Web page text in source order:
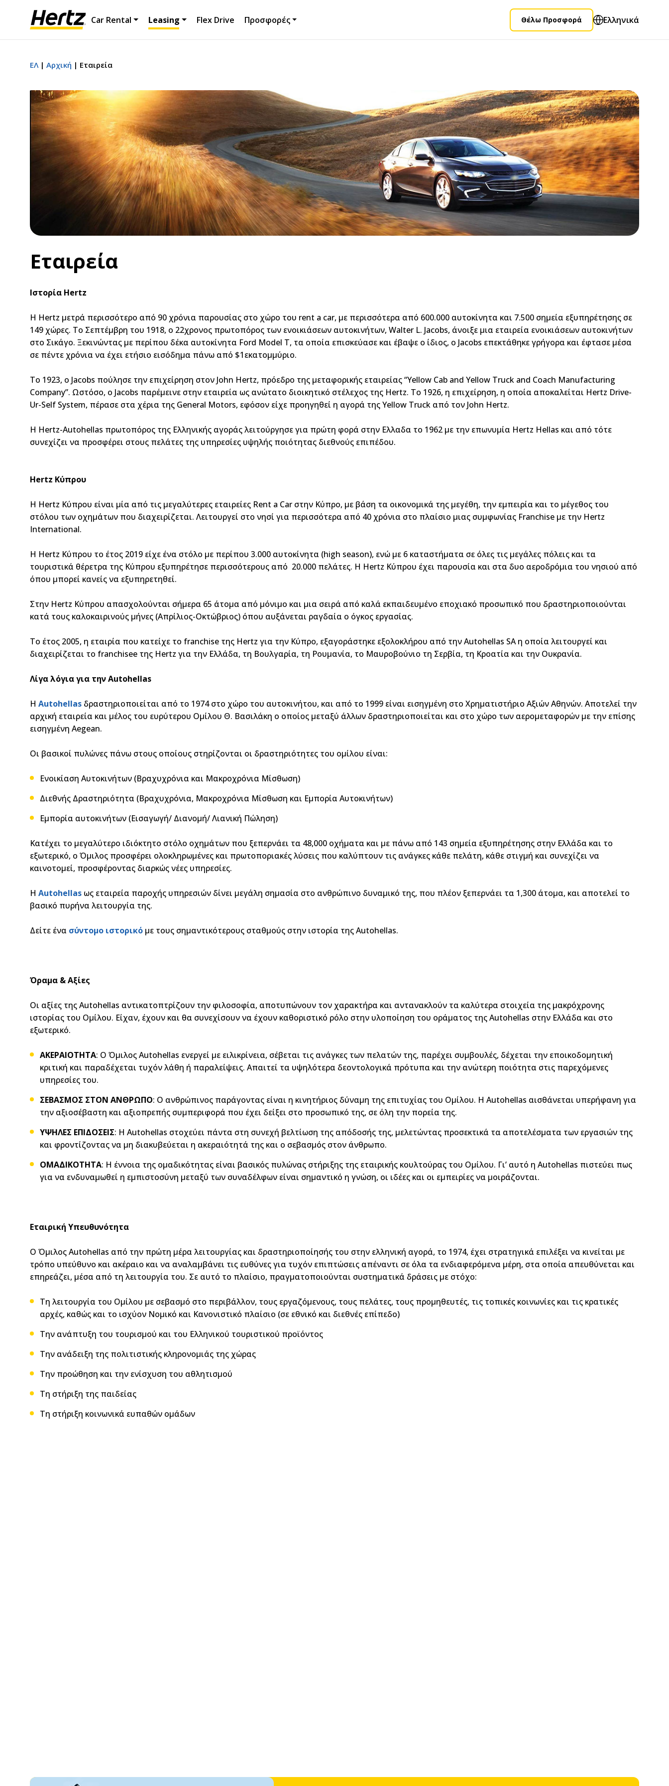
Car Rental Leasing Flex Drive Προσφορές Θέλω Προσφορά Ελληνικά
ΕΛ Αρχική Εταιρεία
Εταιρεία
Ιστορία Hertz
Η Hertz μετρά περισσότερο από 90 χρόνια παρουσίας στο χώρο του rent a car, με περισσότερα από 600.000 αυτοκίνητα και 7.500 σημεία εξυπηρέτησης σε
149 χώρες. Το Σεπτέμβρη του 1918, ο 22χρονος πρωτοπόρος των ενοικιάσεων αυτοκινήτων, Walter L. Jacobs, άνοιξε μια εταιρεία ενοικιάσεων αυτοκινήτων
στο Σικάγο. Ξεκινώντας με περίπου δέκα αυτοκίνητα Ford Model Τ, τα οποία επισκεύασε και έβαψε ο ίδιος, ο Jacobs επεκτάθηκε γρήγορα και έφτασε μέσα
σε πέντε χρόνια να έχει ετήσιο εισόδημα πάνω από $1εκατομμύριο.
Το 1923, ο Jacobs πούλησε την επιχείρηση στον John Hertz, πρόεδρο της μεταφορικής εταιρείας “Yellow Cab and Yellow Truck and Coach Manufacturing
Company”. Ωστόσο, ο Jacobs παρέμεινε στην εταιρεία ως ανώτατο διοικητικό στέλεχος της Hertz. Το 1926, η επιχείρηση, η οποία αποκαλείται Hertz Drive-
Ur-Self System, πέρασε στα χέρια της General Motors, εφόσον είχε προηγηθεί η αγορά της Yellow Truck από τον John Hertz.
Η Hertz-Autohellas πρωτοπόρος της Ελληνικής αγοράς λειτούργησε για πρώτη φορά στην Ελλαδα το 1962 με την επωνυμία Hertz Hellas και από τότε
συνεχίζει να προσφέρει στους πελάτες της υπηρεσίες υψηλής ποιότητας διεθνούς επιπέδου.
Hertz Κύπρου
Η Hertz Κύπρου είναι μία από τις μεγαλύτερες εταιρείες Rent a Car στην Κύπρο, με βάση τα οικονομικά της μεγέθη, την εμπειρία και το μέγεθος του
στόλου των οχημάτων που διαχειρίζεται. Λειτουργεί στο νησί για περισσότερα από 40 χρόνια στο πλαίσιο μιας συμφωνίας Franchise με την Hertz
International.
Η Hertz Κύπρου το έτος 2019 είχε ένα στόλο με περίπου 3.000 αυτοκίνητα (high season), ενώ με 6 καταστήματα σε όλες τις μεγάλες πόλεις και τα
τουριστικά θέρετρα της Κύπρου εξυπηρέτησε περισσότερους από 20.000 πελάτες. Η Hertz Κύπρου έχει παρουσία και στα δυο αεροδρόμια του νησιού από
όπου μπορεί κανείς να εξυπηρετηθεί.
Στην Hertz Κύπρου απασχολούνται σήμερα 65 άτομα από μόνιμο και μια σειρά από καλά εκπαιδευμένο εποχιακό προσωπικό που δραστηριοποιούνται
κατά τους καλοκαιρινούς μήνες (Απρίλιος-Οκτώβριος) όπου αυξάνεται ραγδαία ο όγκος εργασίας.
Το έτος 2005, η εταιρία που κατείχε το franchise της Hertz για την Κύπρο, εξαγοράστηκε εξολοκλήρου από την Autohellas SA η οποία λειτουργεί και
διαχειρίζεται το franchisee της Hertz για την Ελλάδα, τη Βουλγαρία, τη Ρουμανία, το Μαυροβούνιο τη Σερβία, τη Κροατία και την Ουκρανία.
Λίγα λόγια για την Autohellas
Η Autohellas δραστηριοποιείται από το 1974 στο χώρο του αυτοκινήτου, και από το 1999 είναι εισηγμένη στο Χρηματιστήριο Αξιών Αθηνών. Αποτελεί την
αρχική εταιρεία και μέλος του ευρύτερου Ομίλου Θ. Βασιλάκη ο οποίος μεταξύ άλλων δραστηριοποιείται και στο χώρο των αερομεταφορών με την επίσης
εισηγμένη Aegean.
Οι βασικοί πυλώνες πάνω στους οποίους στηρίζονται οι δραστηριότητες του ομίλου είναι:
Ενοικίαση Αυτοκινήτων (Βραχυχρόνια και Μακροχρόνια Μίσθωση)
Διεθνής Δραστηριότητα (Βραχυχρόνια, Μακροχρόνια Μίσθωση και Εμπορία Αυτοκινήτων)
Εμπορία αυτοκινήτων (Εισαγωγή/ Διανομή/ Λιανική Πώληση)
Κατέχει το μεγαλύτερο ιδιόκτητο στόλο οχημάτων που ξεπερνάει τα 48,000 οχήματα και με πάνω από 143 σημεία εξυπηρέτησης στην Ελλάδα και το
εξωτερικό, ο Όμιλος προσφέρει ολοκληρωμένες και πρωτοποριακές λύσεις που καλύπτουν τις ανάγκες κάθε πελάτη, κάθε στιγμή και συνεχίζει να
καινοτομεί, προσφέροντας διαρκώς νέες υπηρεσίες.
Η Autohellas ως εταιρεία παροχής υπηρεσιών δίνει μεγάλη σημασία στο ανθρώπινο δυναμικό της, που πλέον ξεπερνάει τα 1,300 άτομα, και αποτελεί το
βασικό πυρήνα λειτουργία της.
Δείτε ένα σύντομο ιστορικό με τους σημαντικότερους σταθμούς στην ιστορία της Autohellas.
Όραμα & Αξίες
Οι αξίες της Autohellas αντικατοπτρίζουν την φιλοσοφία, αποτυπώνουν τον χαρακτήρα και αντανακλούν τα καλύτερα στοιχεία της μακρόχρονης
ιστορίας του Ομίλου. Είχαν, έχουν και θα συνεχίσουν να έχουν καθοριστικό ρόλο στην υλοποίηση του οράματος της Autohellas στην Ελλάδα και στο
εξωτερικό.
ΑΚΕΡΑΙΟΤΗΤΑ: Ο Όμιλος Autohellas ενεργεί με ειλικρίνεια, σέβεται τις ανάγκες των πελατών της, παρέχει συμβουλές, δέχεται την εποικοδομητική
κριτική και παραδέχεται τυχόν λάθη ή παραλείψεις. Απαιτεί τα υψηλότερα δεοντολογικά πρότυπα και την ανώτερη ποιότητα στις παρεχόμενες
υπηρεσίες του.
ΣΕΒΑΣΜΟΣ ΣΤΟΝ ΑΝΘΡΩΠΟ: Ο ανθρώπινος παράγοντας είναι η κινητήριος δύναμη της επιτυχίας του Ομίλου. Η Autohellas αισθάνεται υπερήφανη για
την αξιοσέβαστη και αξιοπρεπής συμπεριφορά που έχει δείξει στο προσωπικό της, σε όλη την πορεία της.
ΥΨΗΛΕΣ ΕΠΙΔΟΣΕΙΣ: Η Autohellas στοχεύει πάντα στη συνεχή βελτίωση της απόδοσής της, μελετώντας προσεκτικά τα αποτελέσματα των εργασιών της
και φροντίζοντας να μη διακυβεύεται η ακεραιότητά της και ο σεβασμός στον άνθρωπο.
ΟΜΑΔΙΚΟΤΗΤΑ: Η έννοια της ομαδικότητας είναι βασικός πυλώνας στήριξης της εταιρικής κουλτούρας του Ομίλου. Γι’ αυτό η Autohellas πιστεύει πως
για να ενδυναμωθεί η εμπιστοσύνη μεταξύ των συναδέλφων είναι σημαντικό η γνώση, οι ιδέες και οι εμπειρίες να μοιράζονται.
Εταιρική Υπευθυνότητα
O Όμιλος Autohellas από την πρώτη μέρα λειτουργίας και δραστηριοποίησής του στην ελληνική αγορά, το 1974, έχει στρατηγικά επιλέξει να κινείται με
τρόπο υπεύθυνο και ακέραιο και να αναλαμβάνει τις ευθύνες για τυχόν επιπτώσεις απέναντι σε όλα τα ενδιαφερόμενα μέρη, στα οποία απευθύνεται και
επηρεάζει, μέσα από τη λειτουργία του. Σε αυτό το πλαίσιο, πραγματοποιούνται συστηματικά δράσεις με στόχο:
Τη λειτουργία του Ομίλου με σεβασμό στο περιβάλλον, τους εργαζόμενους, τους πελάτες, τους προμηθευτές, τις τοπικές κοινωνίες και τις κρατικές
αρχές, καθώς και το ισχύον Νομικό και Κανονιστικό πλαίσιο (σε εθνικό και διεθνές επίπεδο)
Την ανάπτυξη του τουρισμού και του Ελληνικού τουριστικού προϊόντος
Την ανάδειξη της πολιτιστικής κληρονομιάς της χώρας
Την προώθηση και την ενίσχυση του αθλητισμού
Τη στήριξη της παιδείας
Τη στήριξη κοινωνικά ευπαθών ομάδων